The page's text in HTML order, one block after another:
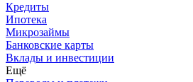
Кредиты
Ипотека
Микрозаймы
Банковские карты
Вклады и инвестиции
Ещё